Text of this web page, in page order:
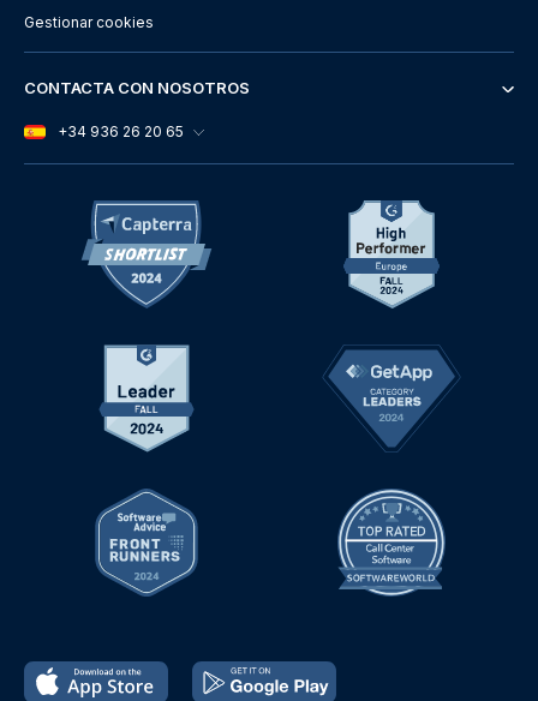
Gestionar cookies
CONTACTA CON NOSOTROS
+34 936 26 20 65